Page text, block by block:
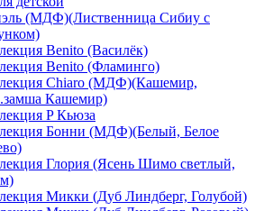
(МДФ)(Лиственница Сибиу с
Benito (Василёк)
Benito (Фламинго)
Chiaro (МДФ)(Кашемир,
Кашемир)
P Кьюза
Бонни (МДФ)(Белый, Белое
Глория (Ясень Шимо светлый,
Микки (Дуб Линдберг, Голубой)